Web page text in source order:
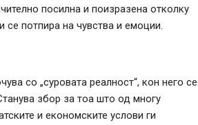
посилна и поизразена отколку
потпира на чувства и емоции.
со „суровата реалност“, кон него се
збор за тоа што од многу
и економските услови ги